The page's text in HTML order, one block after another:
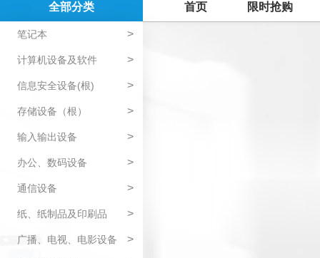
全部分类
笔记本 >
计算机设备及软件 >
信息安全设备(根) >
存储设备（根） >
输入输出设备 >
办公、数码设备 >
通信设备 >
纸、纸制品及印刷品 >
广播、电视、电影设备 >
首页 限时抢购